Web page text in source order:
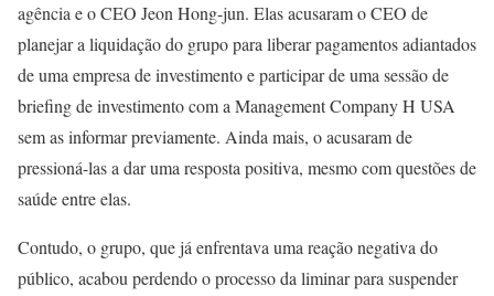
agência e o CEO Jeon Hong-jun. Elas acusaram o CEO de
planejar a liquidação do grupo para liberar pagamentos adiantados
de uma empresa de investimento e participar de uma sessão de
briefing de investimento com a Management Company H USA
sem as informar previamente. Ainda mais, o acusaram de
pressioná-las a dar uma resposta positiva, mesmo com questões de
saúde entre elas.
Contudo, o grupo, que já enfrentava uma reação negativa do
público, acabou perdendo o processo da liminar para suspender